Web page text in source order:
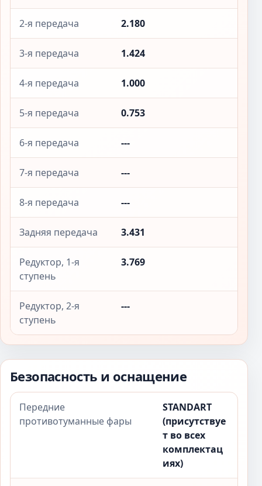
2-я передача 2.180
3-я передача 1.424
4-я передача 1.000
5-я передача 0.753
6-я передача ---
7-я передача ---
8-я передача ---
Задняя передача 3.431
Редуктор, 1-я
ступень
3.769
Редуктор, 2-я
ступень
---
Безопасность и оснащение
Передние
противотуманные фары
STANDART
(присутствуе
т во всех
комплектац
иях)